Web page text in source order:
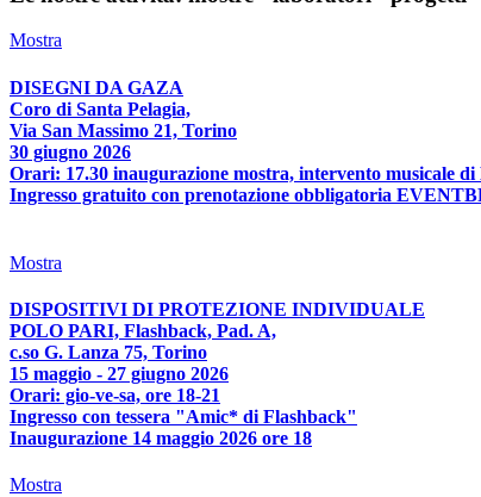
Mostra
DISEGNI DA GAZA
Coro di Santa Pelagia,
Via San Massimo 21, Torino
30 giugno 2026
Orari: 17.30 inaugurazione mostra, intervento musicale
Ingresso gratuito con prenotazione obbligatoria
Mostra
DISPOSITIVI DI PROTEZIONE INDIVIDUALE
POLO PARI, Flashback, Pad. A,
c.so G. Lanza 75, Torino
15 maggio - 27 giugno 2026
Orari: gio-ve-sa, ore 18-21
Ingresso con tessera "Amic* di Flashback"
Inaugurazione 14 maggio 2026 ore 18
Mostra